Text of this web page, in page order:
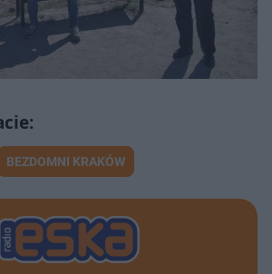
BEZDOMNI KRAKÓW